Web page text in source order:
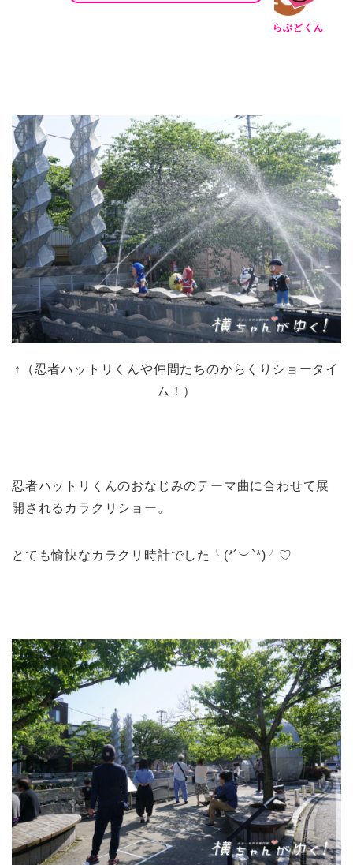
らぶどくん
↑（忍者ハットリくんや仲間たちのからくりショータイ
ム！）
忍者ハットリくんのおなじみのテーマ曲に合わせて展
開されるカラクリショー。
とても愉快なカラクリ時計でした╰(*´︶`*)╯♡